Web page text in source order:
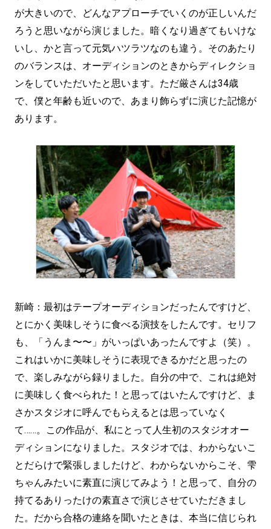
が大きいので、どんなアプローチでいくのが正しいんだ
ろうと思いながら演じました。暗くなり過ぎてもいけな
いし、かと言って元気ハツラツなのも違う。そのあたり
のバランスは、オーディションのときからディレクショ
ンをしていただいたと思います。ただ厳さんは34歳
で、僕と年齢も近いので、あまり飾らずに演じた記憶が
あります。
新崎：最初はテープオーディションだったんですけど、
とにかく美味しそうに食べる演技をしたんです。セリフ
も、「うんま〜〜」がいっぱいあったんですよ（笑）。
これはいかに美味しそうに表現できるかだと思ったの
で、楽しみながら録りました。自分の中で、これは絶対
に美味しく食べられた！と思ってはいたんですけど、ま
さかスタジオに呼んでもらえるとは思っていなく
て……。この作品が、私にとって人生初のスタジオオー
ディションになりました。スタジオでは、わからないこ
とだらけで緊張しましたけど、わからないからこそ、雫
ちゃんみたいに素直に演じてみよう！と思って、自分の
持てるありったけの素直さで演じさせていただきまし
た。だから合格の連絡を聞いたときは、本当に信じられ